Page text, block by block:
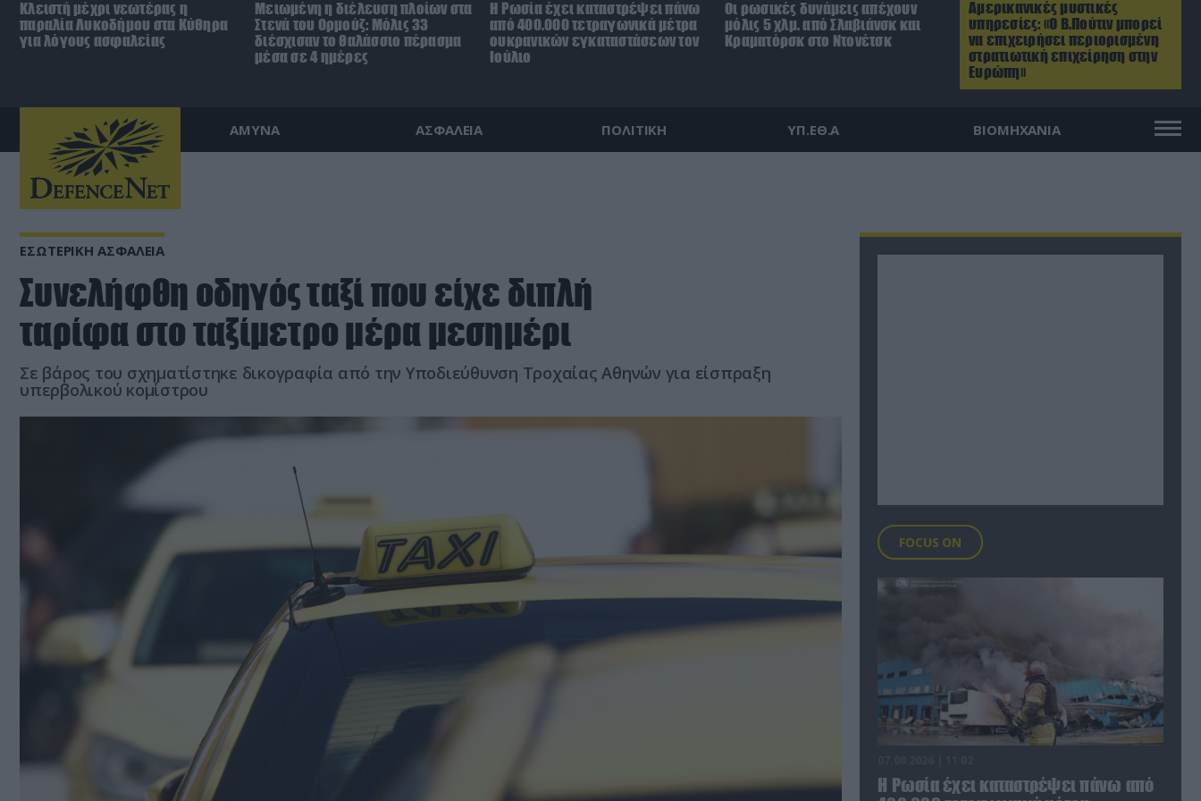
Αμερικανικές μυστικές
υπηρεσίες: «Ο Β.Πούτιν μπορεί
να επιχειρήσει περιορισμένη
στρατιωτική επιχείρηση στην
Ευρώπη»
Κλειστή μέχρι νεωτέρας η
παραλία Λυκοδήμου στα Κύθηρα
για λόγους ασφαλείας
Μειωμένη η διέλευση πλοίων στα
Στενά του Ορμούζ: Μόλις 33
διέσχισαν το θαλάσσιο πέρασμα
μέσα σε 4 ημέρες
Η Ρωσία έχει καταστρέψει πάνω
από 400.000 τετραγωνικά μέτρα
ουκρανικών εγκαταστάσεων τον
Ιούλιο
Οι ρωσικές δυνάμεις απέχουν
μόλις 5 χλμ. από Σλαβιάνσκ και
Κραματόρσκ στο Ντονέτσκ
ΑΜΥΝΑ ΑΣΦΑΛΕΙΑ ΠΟΛΙΤΙΚΗ ΥΠ.ΕΘ.Α ΒΙΟΜΗΧΑΝΙΑ
ΕΣΩΤΕΡΙΚΗ ΑΣΦΑΛΕΙΑ
Συνελήφθη οδηγός ταξί που είχε διπλή
ταρίφα στο ταξίμετρο μέρα μεσημέρι
Σε βάρος του σχηματίστηκε δικογραφία από την Υποδιεύθυνση Τροχαίας Αθηνών για είσπραξη
υπερβολικού κομίστρου
FOCUS ON
Η Ρωσία έχει καταστρέψει πάνω από